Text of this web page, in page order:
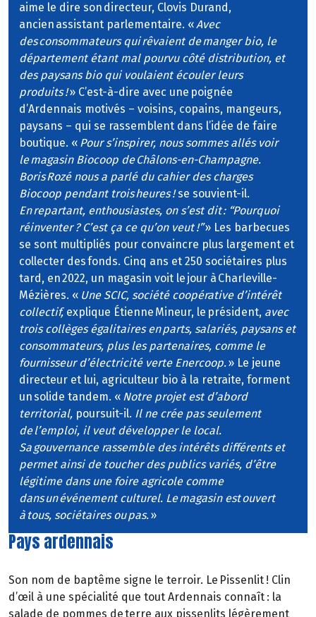
aime le dire son directeur, Clovis Durand,
ancien assistant parlementaire. «Avec
des consommateurs qui rêvaient de manger bio, le
département étant mal pourvu côté distribution, et
des paysans bio qui voulaient écouler leurs
produits !» C’est-à-dire avec une poignée
d’Ardennais motivés – voisins, copains, mangeurs,
paysans – qui se rassemblent dans l’idée de faire
boutique. « Pour s’inspirer, nous sommes allés voir
le magasin Biocoop de Châlons-en-Champagne.
Boris Rozé nous a parlé du cahier des charges
Biocoop pendant trois heures !se souvient-il.
En repartant, enthousiastes, on s’est dit : “Pourquoi
réinventer ? C’est ça ce qu’on veut !”» Les barbecues
se sont multipliés pour convaincre plus largement et
collecter des fonds. Cinq ans et 250 sociétaires plus
tard, en 2022, un magasin voit le jour à Charleville-
Mézières. « Une SCIC, société coopérative d’intérêt
collectif,explique Étienne Mineur, le président, avec
trois collèges égalitaires en parts, salariés, paysans et
consommateurs, plus les partenaires, comme le
fournisseur d’électricité verte Enercoop.» Le jeune
directeur et lui, agriculteur bio à la retraite, forment
un solide tandem. « Notre projet est d’abord
territorial, poursuit-il. Il ne crée pas seulement
de l’emploi, il veut développer le local.
Sa gouvernance rassemble des intérêts différents et
permet ainsi de toucher des publics variés, d’être
légitime dans une foire agricole comme
dans un événement culturel. Le magasin est ouvert
à tous, sociétaires ou pas.»
Pays ardennais
Son nom de baptême signe le terroir. Le Pissenlit ! Clin
d’œil à une spécialité que tout Ardennais connaît : la
salade de pommes de terre aux pissenlits légèrement